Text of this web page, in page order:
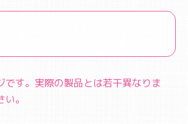
す。実際の製品とは若干異なりま
。